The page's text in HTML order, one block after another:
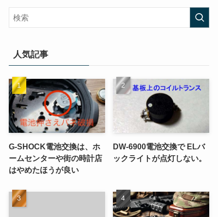
人気記事
G-SHOCK電池交換は、ホ
ームセンターや街の時計店
はやめたほうが良い
DW-6900電池交換で ELバ
ックライトが点灯しない。